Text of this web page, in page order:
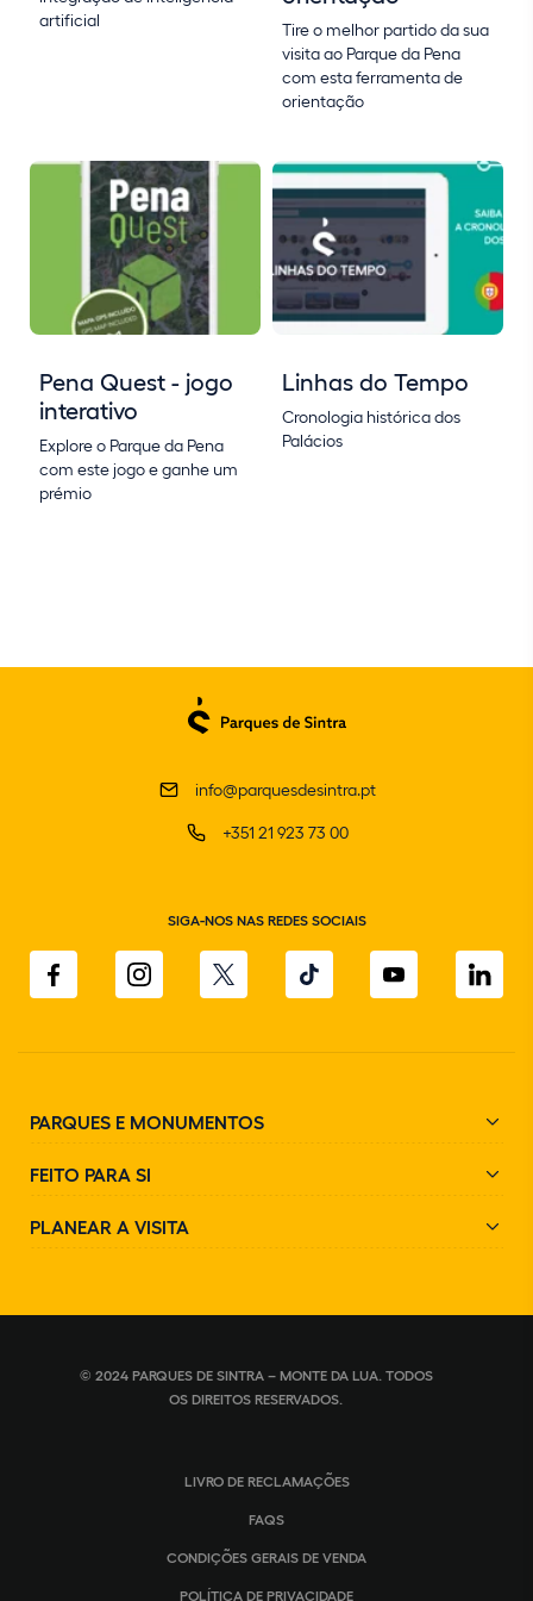
artificial
Tire o melhor partido da sua
visita ao Parque da Pena
com esta ferramenta de
orientação
Pena Quest - jogo
interativo
Explore o Parque da Pena
com este jogo e ganhe um
prémio
Linhas do Tempo
Cronologia histórica dos
Palácios
info@parquesdesintra.pt
+351 21 923 73 00
SIGA-NOS NAS REDES SOCIAIS
PARQUES E MONUMENTOS
FEITO PARA SI
PLANEAR A VISITA
© 2024 PARQUES DE SINTRA – MONTE DA LUA. TODOS
OS DIREITOS RESERVADOS.
LIVRO DE RECLAMAÇÕES
FAQS
CONDIÇÕES GERAIS DE VENDA
POLÍTICA DE PRIVACIDADE